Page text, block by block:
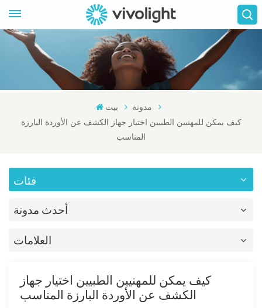
بيت
مدونة
كيف يمكن للمهنيين الطبيين اختيار جهاز الكشف عن الأوردة البارزة
المناسب
فئات
أحدث مدونة
العلامات
كيف يمكن للمهنيين الطبيين اختيار جهاز
الكشف عن الأوردة البارزة المناسب